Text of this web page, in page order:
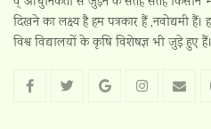
दिखने का लक्ष्य है हम पत्रकार हैं ,नवोद्यमी हैं।
विश्व विद्यालयों के कृषि विशेषज्ञ भी जुड़े हुए हैं।